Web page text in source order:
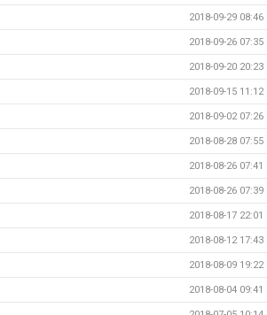
2018-09-29 08:46
2018-09-26 07:35
2018-09-20 20:23
2018-09-15 11:12
2018-09-02 07:26
2018-08-28 07:55
2018-08-26 07:41
2018-08-26 07:39
2018-08-17 22:01
2018-08-12 17:43
2018-08-09 19:22
2018-08-04 09:41